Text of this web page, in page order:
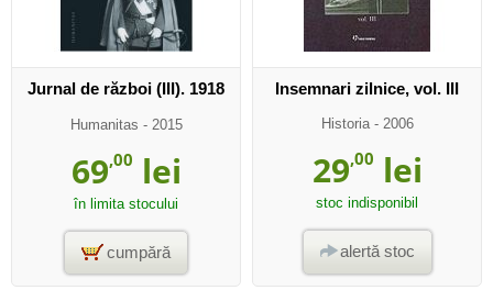
Jurnal de război (III). 1918
Humanitas - 2015
69,00 lei
în limita stocului
cumpără
Insemnari zilnice, vol. III
Historia- 2006
29,00 lei
stoc indisponibil
alertă stoc